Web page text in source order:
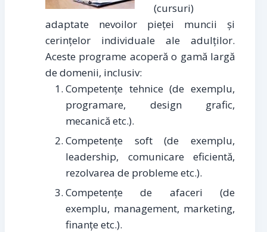
(cursuri)
adaptate nevoilor pieței muncii și
cerințelor individuale ale adulților.
Aceste programe acoperă o gamă largă
de domenii, inclusiv:
Competențe tehnice (de exemplu,
programare, design grafic,
mecanică etc.).
Competențe soft (de exemplu,
leadership, comunicare eficientă,
rezolvarea de probleme etc.).
Competențe de afaceri (de
exemplu, management, marketing,
finanțe etc.).